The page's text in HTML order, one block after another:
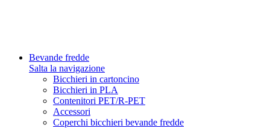
Bevande fredde
Salta la navigazione
Bicchieri in cartoncino
Bicchieri in PLA
Contenitori PET/R-PET
Accessori
Coperchi bicchieri bevande fredde